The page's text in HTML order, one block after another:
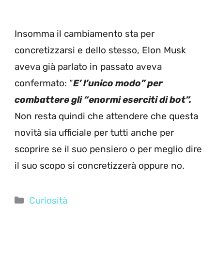
Insomma il cambiamento sta per
concretizzarsi e dello stesso, Elon Musk
aveva già parlato in passato aveva
confermato: “E’ l’unico modo” per
combattere gli “enormi eserciti di bot”.
Non resta quindi che attendere che questa
novità sia ufficiale per tutti anche per
scoprire se il suo pensiero o per meglio dire
il suo scopo si concretizzerà oppure no.
Categorie
Curiosità